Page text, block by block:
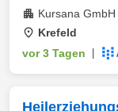
Kursana GmbH
Krefeld
vor 3 Tagen